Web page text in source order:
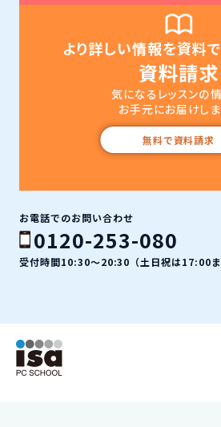
より詳しい情報を資料
資料請求
気になるレッスンの
お手元にお届けしま
無料で資料請求
お電話でのお問い合わせ
0120-253-080
受付時間10:30〜20:30（土日祝は17:00ま